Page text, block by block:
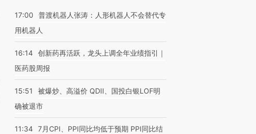
17:00
普渡机器人张涛：人形机器人不会替代专
用机器人
16:14 创新药再活跃，龙头上调全年业绩指引｜
医药股周报
15:51
被爆炒、高溢价 QDII、国投白银LOF明
确被退市
11:34 7月CPI、PPI同比均低于预期 PPI同比结